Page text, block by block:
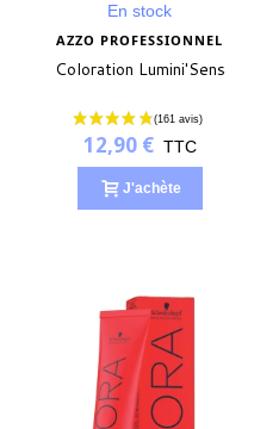
En stock
AZZO PROFESSIONNEL
Coloration Lumini'Sens
12,90 € TTC
J'achète